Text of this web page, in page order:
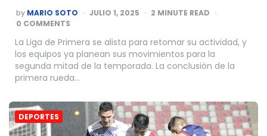
POSTED
BY
by MARIO SOTO JULIO 1, 2025 2 MINUTE READ
0 COMMENTS
La Liga de Primera se alista para retomar su actividad, y
los equipos ya planean sus movimientos para la
segunda mitad de la temporada. La conclusión de la
primera rueda…
DEPORTES